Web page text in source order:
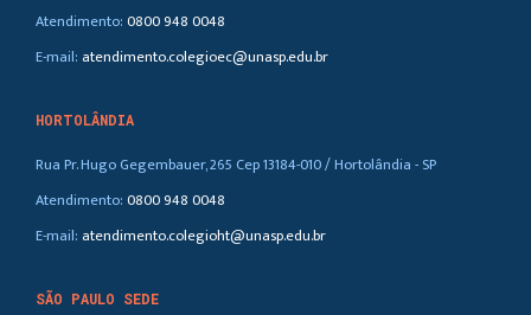
Atendimento:0800 948 0048
E-mail: atendimento.colegioec@unasp.edu.br
HORTOLÂNDIA
Rua Pr. Hugo Gegembauer, 265 Cep 13184-010 / Hortolândia - SP
Atendimento:0800 948 0048
E-mail: atendimento.colegioht@unasp.edu.br
SÃO PAULO SEDE